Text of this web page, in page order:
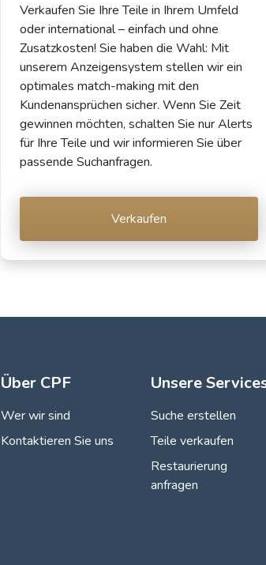
Verkaufen Sie Ihre Teile in Ihrem Umfeld
oder international – einfach und ohne
Zusatzkosten! Sie haben die Wahl: Mit
unserem Anzeigensystem stellen wir ein
optimales match-making mit den
Kundenansprüchen sicher. Wenn Sie Zeit
gewinnen möchten, schalten Sie nur Alerts
für Ihre Teile und wir informieren Sie über
passende Suchanfragen.
Verkaufen
Über CPF
Wer wir sind
Kontaktieren Sie uns
Unsere
Suche erstellen
Teile verkaufen
Restaurierung
anfragen